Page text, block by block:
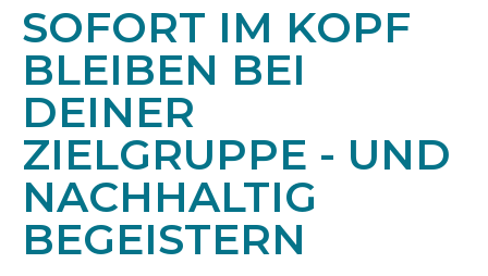
SOFORT IM KOPF
BLEIBEN BEI
DEINER
ZIELGRUPPE - UND
NACHHALTIG
BEGEISTERN